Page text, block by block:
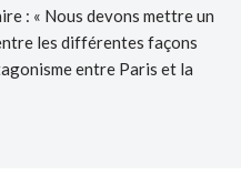
: « Nous devons mettre un
les différentes façons
entre Paris et la